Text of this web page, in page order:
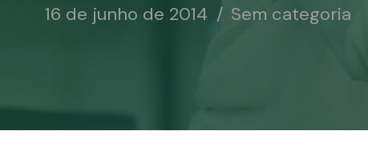
16 de junho de 2014 Sem categoria